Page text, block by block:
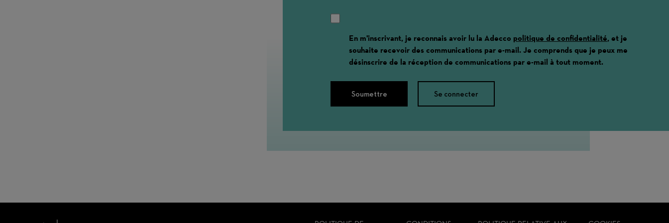
En m'inscrivant, je reconnais avoir lu la Adecco politique de confidentialité, et je
souhaite recevoir des communications par e-mail. Je comprends que je peux me
désinscrire de la réception de communications par e-mail à tout moment.
Soumettre Se connecter